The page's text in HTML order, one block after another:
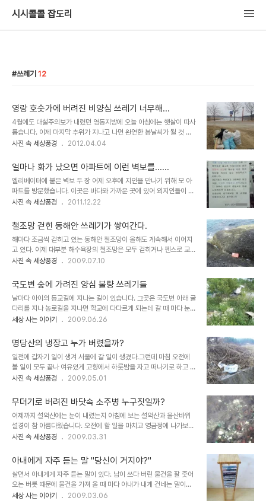
시시콜콜 잡도리
쓰레기 12
영랑 호숫가에 버려진 비양심 쓰레기 너무해...
4월에도 대설주의보가 내렸던 영동지방에 오늘 아침에는 햇살이 따사
롭습니다. 이제 마지막 추위가 지나고 나면 완연한 봄날씨가 될 것 같
습니다. 지난 주에는 모처럼 영랑호를 한 바퀴 돌았습니다. 봄빛이 완
죠. 작은 아들은 한 겨울에도 하루도 빠짐없이 이곳을 한 바퀴씩 돌곤
했는데 다이어트에 대한 의지가 대단하다는 것을 느꼈습니다. 그런데
이날 영랑호를 돌다가 눈살을 찌푸리게 하는 것이 하나 있었습니다. 체
육공원과 화랑도 동상이 있는 곳 바로 가기전 굽은 곳에 있었던 버려진
쓰레기 였습니다. 겨우내 버려졌던 쓰레기를 쌓아놓은 것인 줄 알았는
려둔 컴퓨터가 눈에 띄더군요. 다른 ..
사진 속 세상풍경 2012.04.04
얼마나 화가 났으면 아파트에 이런 벽보를......
엘리베이터에 붙은 벽보 두 장 어제 오후에 지인을 만나기 위해 모 아
파트를 방문했습니다. 이곳은 바다와 가까운 곳에 있어 외지인들이 많
이 거주하는 곳입니다. 현지 주민들은 아래층에 조망이 좋은 곳은 대부
차를 주차 시키고 엘리베이터를 타기 위해 기다리고 있는데 게시판에
낯익은 게시물들이 눈에 띘습니다. 그것은 몰래 버린 쓰레기나 재활용
품을 무단으로 버린 사람은 경비실로 연락바란다는 경고문이었습니
다. 그런 일들이야 제가 사는 아파트에서도 흔하게 볼 수 있는 것이라
그려러니 하고 엘리베이터에 올랐습니다. 그런데 엘리베이터 안에는
에 세워 놓은 차를 긁고 사라졌나 봅니다. 차를..
사진 속 세상풍경 2011.12.22
철조망 걷힌 동해안 쓰레기가 쌓여간다.
해마다 조금씩 걷히고 있는 동해안 철조망이 올해도 계속해서 이어지
고 있다. 이제 대부분 해수욕장의 철조망은 모두 걷히거나 펜스로 교체
되었다. 이로인해 주민들의 불편도 다소 해소되었고 여름 피서객들 또
되고 있는 라벤더 축제를 둘러보고 내려오는 길에 들린 공현진항은 낚
시꾼들에게는 최고의 장소로 꼽히고 있다. 방파제 안팎에서 손맛을 즐
기려는 사람들로 늘 붐비는 이곳은 요즘 대대적인 항만 개선작업으로
아름다운 항구로 거듭나고 있다. 강원도 고성군 죽왕면 공현진리에 있
는 공현진항은 항구 주변으로 넓은 백사장과 해수욕장이 이어져 레저
구장과 오토캠프장이 있어 알뜰 피서를 즐기려는 ..
사진 속 세상풍경 2009.07.10
국도변 숲에 가려진 양심 불량 쓰레기들
날마다 아이의 등교길에 지나는 길이 있습니다. 그곳은 국도변 아래 굴
다리를 지나 농로길을 지나면 학교에 다다르게 되는데 갈 때 마다 눈에
거슬리는 것이 있었습니다. 그것은 바로 몰래 버려진 쓰레기인데요. 밤
니다. 4차선 국도변 아래에 있다보니 인적이 뜸한데다 차량에 싫고 와
서 몰래 버리고 가기에 딱 좋은 곳이지요. 하도 쓰레기를 버리고 가다
보니 어느 순간 부터 벽에 쓰레기를 벌어지 말라는 대자보가 붙었습니
다. 그런데 그뿐입니다. 처음에는 푯말이 붙었던 것이 지금은 벽에 심
한 욕설과 함께 쓰레기를 버지지 말아달라는 낙서로 변했습니다. 늘 이
불과 100여미터 떨어진 곳에..
세상 사는 이야기 2009.06.26
명당산의 냉장고 누가 버렸을까?
일전에 갑자기 일이 생겨 서울에 갈 일이 생겼다.그런데 마침 오전에
볼 일이 모두 끝나 여유있게 고향에서 하룻밤을 자고 떠나기로 하고 길
을 떠났다. 봄색이 완연한 산과 들에는 푸른 잎들과 꽃들이 만개했는데
백담사를 지나 선녀마을에서 설악산수 바로 가기전의 비포장 도로로
들어섰다. 이곳은 예전부터 한 번 둘러보고 싶은 곳이었는데 늘 바쁘다
보니 그냥 지나치기 일쑤였다. 지금 이곳은 한계령과 미시령이 갈라지
는 갈림길에서 터널 공사가 진행되고 있어 늘 부산한 곳이었다. 그런데
길을 접어든지 10분만에 금새 후회가 되었다. 비포장도로가 얼마나 험
있는 곳인데 승합차를 몰고 왔으니 ..
사진 속 세상풍경 2009.05.01
무더기로 버려진 바닷속 소주병 누구짓일까?
어제까지 설악산에는 눈이 내렸는지 아침에 보는 설악산과 울산바위
설경이 참 아름다웠습니다. 오전에 할 일을 마치고 영금정에 나가보았
습니다. 평일에다 4월 2일까지 영금정 활어장이 환경정리로 문을 열
동해바다를 보고 방파제 끝에 있는 등대까지 걸어가보기로 했습니다.
몇몇 사람들이 등대 끝에서 사진을 찍는 모습도 보였고 몇 남지 않은
해녀들의 휘파람 소리가 번갈아 들려옵니다. 그런데 등대까지 갔다오
다 활어장 부근에 있는 바닷속에 이상한 것이 눈에 띄었습니다. 바닷속
이 유난하게 파랗다는 생각으로 좀더 가까이 내려가 보았습니다. 가까
사진 속 세상풍경 2009.03.31
아내에게 자주 듣는 말 "당신이 거지야?"
살면서 아내게게 자주 듣는 말이 있다. 남이 쓰다 버린 물건을 잘 줏어
오는 버릇 때문에 물건을 가져 올 때 마다 아내가 내게 건네는 말이다.
이 버릇은 결혼하기 전 부터 생긴 버릇이니 족히 25년은 넘은 듯 하
세상 사는 이야기 2009.03.06